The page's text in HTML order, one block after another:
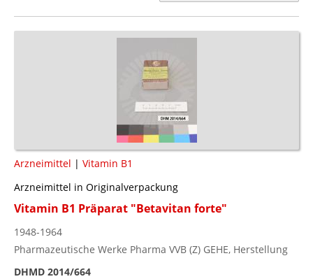
Arzneimittel | Vitamin B1
Arzneimittel in Originalverpackung
Vitamin B1 Präparat "Betavitan forte"
1948-1964
Pharmazeutische Werke Pharma VVB (Z) GEHE, Herstellung
DHMD 2014/664